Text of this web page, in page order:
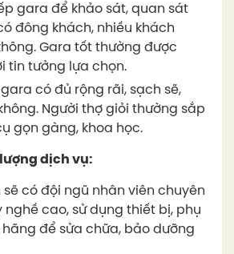
gara để khảo sát, quan sát
đông khách, nhiều khách
Gara tốt thường được
tin tưởng lựa chọn.
có đủ rộng rãi, sạch sẽ,
Người thợ giỏi thường sắp
gọn gàng, khoa học.
dịch vụ:
sẽ có đội ngũ nhân viên chuyên
nghề cao, sử dụng thiết bị, phụ
để sửa chữa, bảo dưỡng